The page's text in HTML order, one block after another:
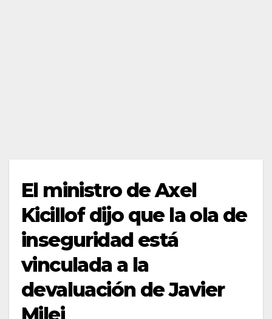
El ministro de Axel
Kicillof dijo que la ola de
inseguridad está
vinculada a la
devaluación de Javier